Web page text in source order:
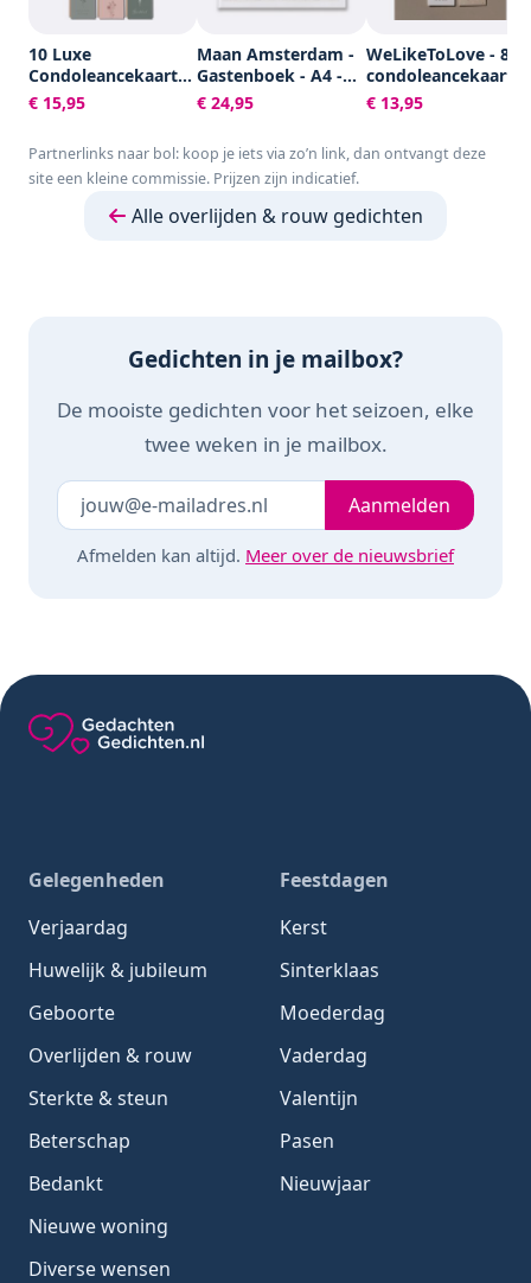
10 Luxe
Condoleancekaarten
met Enveloppen -
Rouwkaarten -
A6 - Blanco - Aardse
Kleuren
€ 15,95
Maan Amsterdam -
Gastenboek - A4 -
100 blanco pagina's
- Neutraal - Voor
afscheid, uitvaart,
condoleance of
€ 24,95
WeLikeToLove - 8x
- Rouwkaarten -
condoleance
envelop - Sterkte &
€ 13,95
Partnerlinks naar bol: koop je iets via zo’n link, dan ontvangt deze
site een kleine commissie. Prijzen zijn indicatief.
Alle overlijden & rouw gedichten
Gedichten in je mailbox?
De mooiste gedichten voor het seizoen, elke
twee weken in je mailbox.
Laat dit veld leeg Je e-mailadresAanmelden
Afmelden kan altijd. Meer over de nieuwsbrief
Gelegenheden
Verjaardag
Huwelijk & jubileum
Geboorte
Overlijden & rouw
Sterkte & steun
Beterschap
Bedankt
Nieuwe woning
Diverse wensen
Feestdagen
Kerst
Sinterklaas
Moederdag
Vaderdag
Valentijn
Pasen
Nieuwjaar